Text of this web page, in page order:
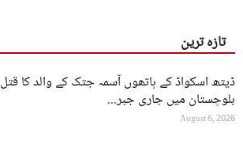
تازہ ترین
ڈیتھ اسکواڈ کے ہاتھوں آسمہ جتک کے والد کا قتل
بلوچستان میں جاری جبر...
August 6, 2026